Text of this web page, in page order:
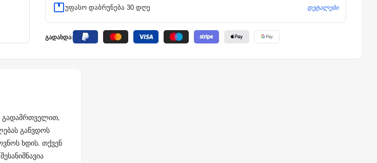
უფასო დაბრუნება 30 დღე დეტალები
გადახდა:
გადამრთველით,
გაწვდოს
ხდის. თქვენ